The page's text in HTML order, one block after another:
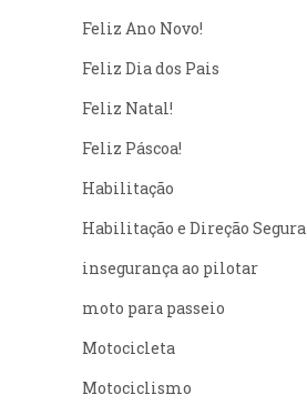
Feliz Ano Novo!
Feliz Dia dos Pais
Feliz Natal!
Feliz Páscoa!
Habilitação
Habilitação e Direção Segura
insegurança ao pilotar
moto para passeio
Motocicleta
Motociclismo